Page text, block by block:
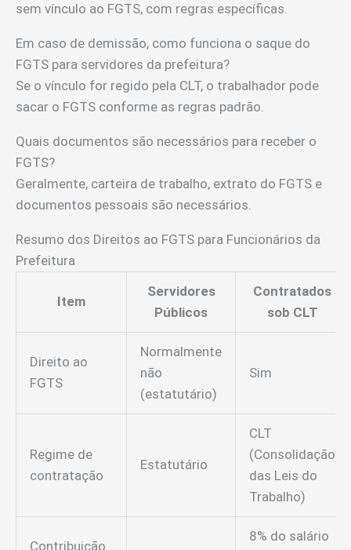
sem vínculo ao FGTS, com regras específicas.
Em caso de demissão, como funciona o saque do
FGTS para servidores da prefeitura?
Se o vínculo for regido pela CLT, o trabalhador pode
sacar o FGTS conforme as regras padrão.
Quais documentos são necessários para receber o
FGTS?
Geralmente, carteira de trabalho, extrato do FGTS e
documentos pessoais são necessários.
Resumo dos Direitos ao FGTS para Funcionários da
Prefeitura
Item
Servidores
Públicos
Contratados
sob CLT
Direito ao
FGTS
Normalmente
não
(estatutário)
Sim
Regime de
contratação
Estatutário
CLT
(Consolidação
das Leis do
Trabalho)
Contribuição
8% do salário